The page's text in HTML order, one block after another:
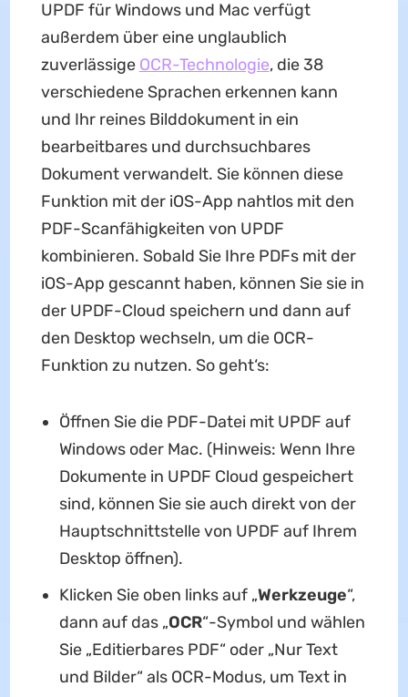
UPDF für Windows und Mac verfügt
außerdem über eine unglaublich
zuverlässige OCR-Technologie, die 38
verschiedene Sprachen erkennen kann
und Ihr reines Bilddokument in ein
bearbeitbares und durchsuchbares
Dokument verwandelt. Sie können diese
Funktion mit der iOS-App nahtlos mit den
PDF-Scanfähigkeiten von UPDF
kombinieren. Sobald Sie Ihre PDFs mit der
iOS-App gescannt haben, können Sie sie in
der UPDF-Cloud speichern und dann auf
den Desktop wechseln, um die OCR-
Funktion zu nutzen. So geht‘s:
Öffnen Sie die PDF-Datei mit UPDF auf
Windows oder Mac. (Hinweis: Wenn Ihre
Dokumente in UPDF Cloud gespeichert
sind, können Sie sie auch direkt von der
Hauptschnittstelle von UPDF auf Ihrem
Desktop öffnen).
Klicken Sie oben links auf „Werkzeuge“,
dann auf das „OCR“-Symbol und wählen
Sie „Editierbares PDF“ oder „Nur Text
und Bilder“ als OCR-Modus, um Text in